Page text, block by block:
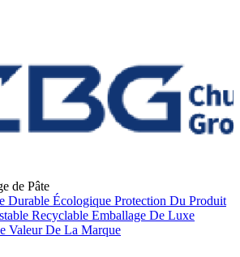
de Pâte
Durable Écologique Protection Du Produit
Recyclable Emballage De Luxe
Valeur De La Marque